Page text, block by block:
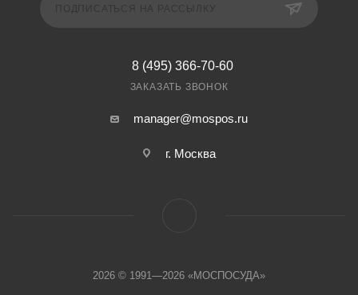
8 (495) 366-70-60
ЗАКАЗАТЬ ЗВОНОК
manager@mospos.ru
г. Москва
2026 © 1991—2026 «МОСПОСУДА»